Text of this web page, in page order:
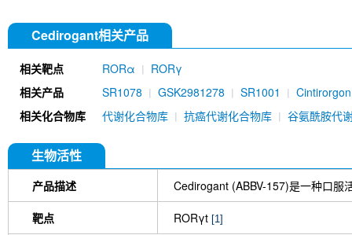
Cedirogant相关产品
相关靶点 RORα
RORγ
相关产品
SR1078 GSK2981278 SR1001
相关化合物库
代谢化合物库 抗癌代谢化合物库 谷氨酰胺代
生物活性
产品描述 Cedirogant (ABBV-157)是一种口服
靶点 RORγt [1]